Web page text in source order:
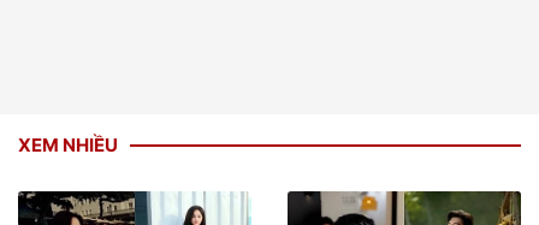
XEM NHIỀU